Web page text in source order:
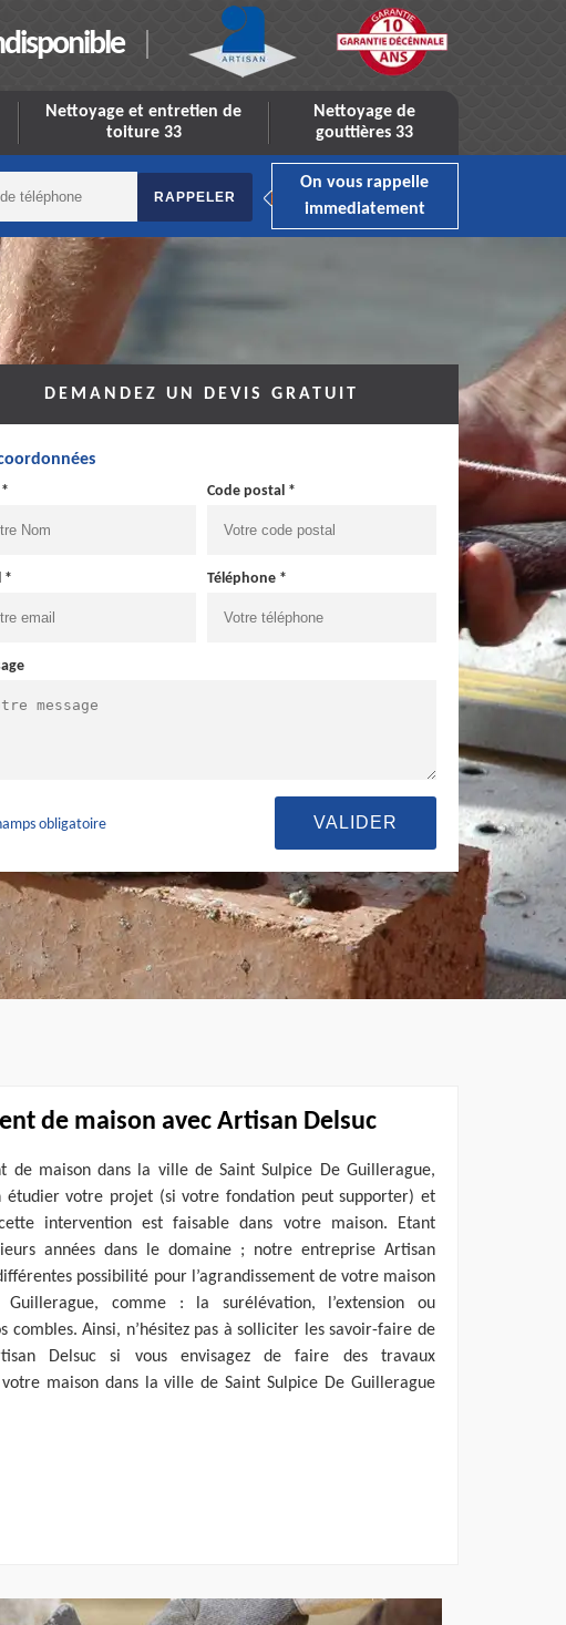
Nettoyage et entretien de
toiture 33
Nettoyage de
gouttières 33
On vous rappelle
immediatement
DEMANDEZ UN DEVIS GRATUIT
Code postal *
* Téléphone *
obligatoire
de maison avec Artisan Delsuc
de maison dans la ville de Saint Sulpice De Guillerague,
étudier votre projet (si votre fondation peut supporter) et
intervention est faisable dans votre maison. Etant
années dans le domaine ; notre entreprise Artisan
possibilité pour l’agrandissement de votre maison
comme : la surélévation, l’extension ou
combles. Ainsi, n’hésitez pas à solliciter les savoir-faire de
Delsuc si vous envisagez de faire des travaux
votre maison dans la ville de Saint Sulpice De Guillerague